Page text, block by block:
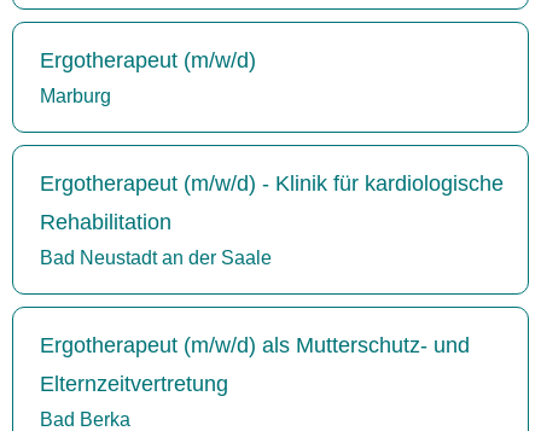
Ergotherapeut (m/w/d)
Marburg
Ergotherapeut (m/w/d) - Klinik für kardiologische
Rehabilitation
Bad Neustadt an der Saale
Ergotherapeut (m/w/d) als Mutterschutz- und
Elternzeitvertretung
Bad Berka